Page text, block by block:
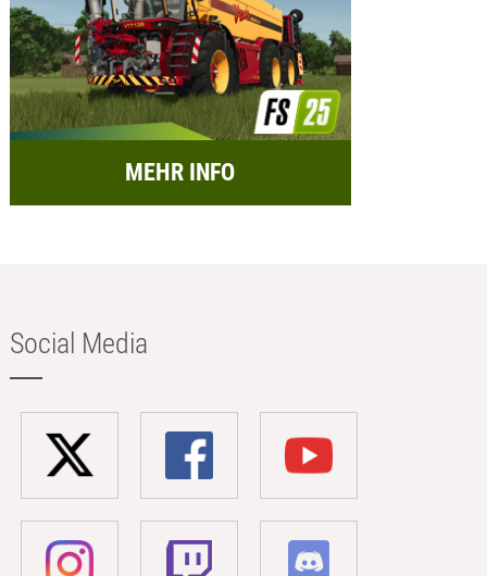
MEHR INFO
Social Media